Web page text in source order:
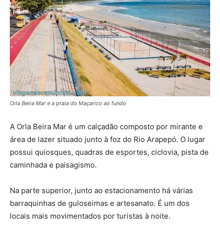
Orla Beira Mar e a praia do Maçarico ao fundo
A Orla Beira Mar é um calçadão composto por mirante e
área de lazer situado junto à foz do Rio Arapepó. O lugar
possui quiosques, quadras de esportes, ciclovia, pista de
caminhada e paisagismo.
Na parte superior, junto ao estacionamento há várias
barraquinhas de guloseimas e artesanato. É um dos
locais mais movimentados por turistas à noite.